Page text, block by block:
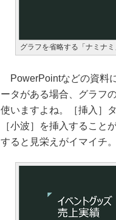
グラフを省略する「ナミナ
PowerPointなどの資料
ータがある場合、グラフ
使いますよね。［挿入］
［小波］を挿入すること
すると見栄えがイマイチ